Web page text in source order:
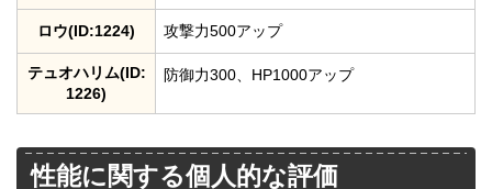
ロウ(ID:1224) 攻撃力500アップ
テュオハリム(ID:
1226)
防御力300、HP1000アップ
性能に関する個人的な評価